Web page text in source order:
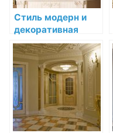
Стиль модерн и
декоративная
лепнина:
воплощение
новаторства